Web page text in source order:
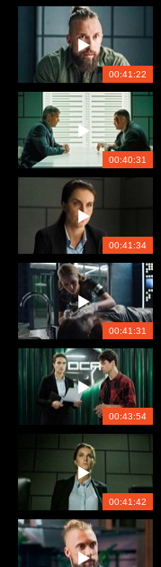
00:41:22
00:40:31
00:41:34
00:41:31
00:43:54
00:41:42